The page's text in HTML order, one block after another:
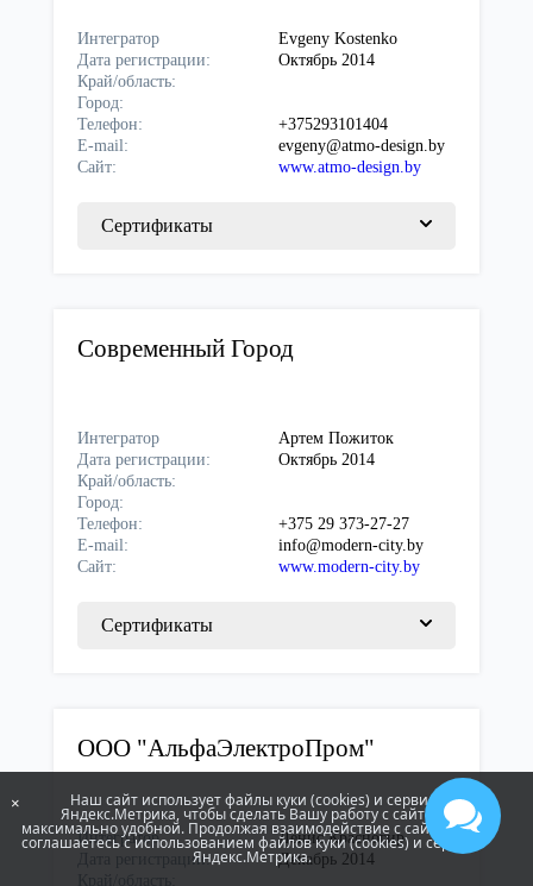
Интегратор
Evgeny Kostenko
Дата регистрации:
Октябрь 2014
Край/область:
Город:
Телефон:
+375293101404
E-mail:
evgeny@atmo-design.by
Сайт:
www.atmo-design.by
Сертификаты
Cовременный Город
Интегратор
Артем Пожиток
Дата регистрации:
Октябрь 2014
Край/область:
Город:
Телефон:
+375 29 373-27-27
E-mail:
info@modern-city.by
Сайт:
www.modern-city.by
Сертификаты
ООО "АльфаЭлектроПром"
Интегратор
Денис Красногир
Дата регистрации:
Декабрь 2014
× Наш сайт использует файлы куки (cookies) и сервис
Яндекс.Метрика, чтобы сделать Вашу работу с сайтом
максимально удобной. Продолжая взаимодействие с сайтом, Вы
соглашаетесь с использованием файлов куки (cookies) и сервиса
Яндекс.Метрика.